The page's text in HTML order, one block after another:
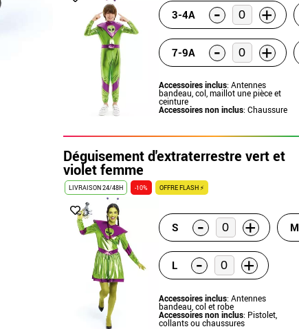
3-4A - +
7-9A - +
Accessoires inclus: Antennes
bandeau, col, maillot une pièce et
ceinture
Accessoires non inclus: Chaussure
Déguisement d'extraterrestre vert et
violet femme
LIVRAISON 24/48H -10% OFFRE FLASH ⚡
S - + M
L - +
Accessoires inclus: Antennes
bandeau, col et robe
Accessoires non inclus: Pistolet,
collants ou chaussures